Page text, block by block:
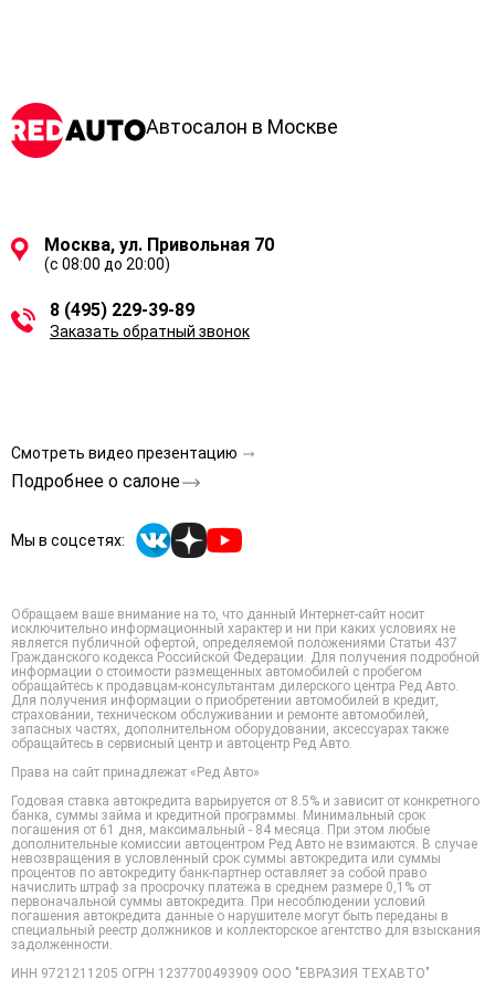
Автосалон в Москве
Москва, ул. Привольная 70
(с 08:00 до 20:00)
8 (495) 229-39-89
Заказать обратный звонок
Смотреть видео презентацию
Подробнее о салоне
Мы в соцсетях:
Обращаем ваше внимание на то, что данный Интернет-сайт носит
исключительно информационный характер и ни при каких условиях не
является публичной офертой, определяемой положениями Статьи 437
Гражданского кодекса Российской Федерации. Для получения подробной
информации о стоимости размещенных автомобилей с пробегом
обращайтесь к продавцам-консультантам дилерского центра Ред Авто.
Для получения информации о приобретении автомобилей в кредит,
страховании, техническом обслуживании и ремонте автомобилей,
запасных частях, дополнительном оборудовании, аксессуарах также
обращайтесь в сервисный центр и автоцентр Ред Авто.
Права на сайт принадлежат «Ред Авто»
Годовая ставка автокредита варьируется от 8.5% и зависит от конкретного
банка, суммы займа и кредитной программы. Минимальный срок
погашения от 61 дня, максимальный - 84 месяца. При этом любые
дополнительные комиссии автоцентром Ред Авто не взимаются. В случае
невозвращения в условленный срок суммы автокредита или суммы
процентов по автокредиту банк-партнер оставляет за собой право
начислить штраф за просрочку платежа в среднем размере 0,1% от
первоначальной суммы автокредита. При несоблюдении условий
погашения автокредита данные о нарушителе могут быть переданы в
специальный реестр должников и коллекторское агентство для взыскания
задолженности.
ИНН 9721211205 ОГРН 1237700493909 ООО "ЕВРАЗИЯ ТЕХАВТО"